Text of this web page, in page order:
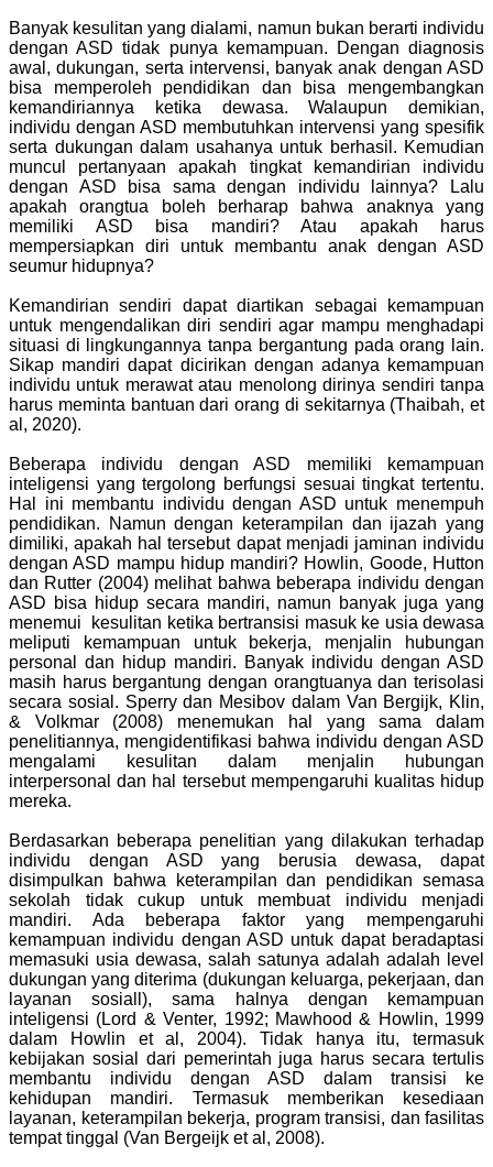
Banyak kesulitan yang dialami, namun bukan berarti individu
dengan ASD tidak punya kemampuan. Dengan diagnosis
awal, dukungan, serta intervensi, banyak anak dengan ASD
bisa memperoleh pendidikan dan bisa mengembangkan
kemandiriannya ketika dewasa. Walaupun demikian,
individu dengan ASD membutuhkan intervensi yang spesifik
serta dukungan dalam usahanya untuk berhasil. Kemudian
muncul pertanyaan apakah tingkat kemandirian individu
dengan ASD bisa sama dengan individu lainnya? Lalu
apakah orangtua boleh berharap bahwa anaknya yang
memiliki ASD bisa mandiri? Atau apakah harus
mempersiapkan diri untuk membantu anak dengan ASD
seumur hidupnya?
Kemandirian sendiri dapat diartikan sebagai kemampuan
untuk mengendalikan diri sendiri agar mampu menghadapi
situasi di lingkungannya tanpa bergantung pada orang lain.
Sikap mandiri dapat dicirikan dengan adanya kemampuan
individu untuk merawat atau menolong dirinya sendiri tanpa
harus meminta bantuan dari orang di sekitarnya (Thaibah, et
al, 2020).
Beberapa individu dengan ASD memiliki kemampuan
inteligensi yang tergolong berfungsi sesuai tingkat tertentu.
Hal ini membantu individu dengan ASD untuk menempuh
pendidikan. Namun dengan keterampilan dan ijazah yang
dimiliki, apakah hal tersebut dapat menjadi jaminan individu
dengan ASD mampu hidup mandiri? Howlin, Goode, Hutton
dan Rutter (2004) melihat bahwa beberapa individu dengan
ASD bisa hidup secara mandiri, namun banyak juga yang
menemui kesulitan ketika bertransisi masuk ke usia dewasa
meliputi kemampuan untuk bekerja, menjalin hubungan
personal dan hidup mandiri. Banyak individu dengan ASD
masih harus bergantung dengan orangtuanya dan terisolasi
secara sosial. Sperry dan Mesibov dalam Van Bergijk, Klin,
& Volkmar (2008) menemukan hal yang sama dalam
penelitiannya, mengidentifikasi bahwa individu dengan ASD
mengalami kesulitan dalam menjalin hubungan
interpersonal dan hal tersebut mempengaruhi kualitas hidup
mereka.
Berdasarkan beberapa penelitian yang dilakukan terhadap
individu dengan ASD yang berusia dewasa, dapat
disimpulkan bahwa keterampilan dan pendidikan semasa
sekolah tidak cukup untuk membuat individu menjadi
mandiri. Ada beberapa faktor yang mempengaruhi
kemampuan individu dengan ASD untuk dapat beradaptasi
memasuki usia dewasa, salah satunya adalah adalah level
dukungan yang diterima (dukungan keluarga, pekerjaan, dan
layanan sosiall), sama halnya dengan kemampuan
inteligensi (Lord & Venter, 1992; Mawhood & Howlin, 1999
dalam Howlin et al, 2004). Tidak hanya itu, termasuk
kebijakan sosial dari pemerintah juga harus secara tertulis
membantu individu dengan ASD dalam transisi ke
kehidupan mandiri. Termasuk memberikan kesediaan
layanan, keterampilan bekerja, program transisi, dan fasilitas
tempat tinggal (Van Bergeijk et al, 2008).